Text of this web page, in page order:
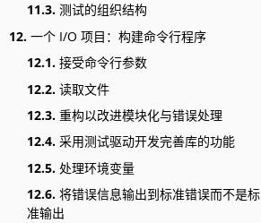
11.3. 测试的组织结构
12. 一个 I/O 项目：构建命令行程序
12.1. 接受命令行参数
12.2. 读取文件
12.3. 重构以改进模块化与错误处理
12.4. 采用测试驱动开发完善库的功能
12.5. 处理环境变量
12.6. 将错误信息输出到标准错误而不是标
准输出